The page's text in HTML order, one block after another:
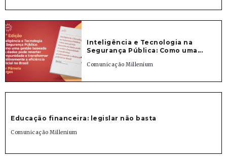
Inteligência e Tecnologia na
Segurança Pública: Como uma...
Comunicação Millenium
Educação financeira: legislar não basta
Comunicação Millenium